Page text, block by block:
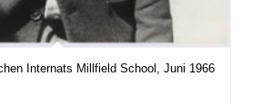
Internats Millfield School, Juni 1966